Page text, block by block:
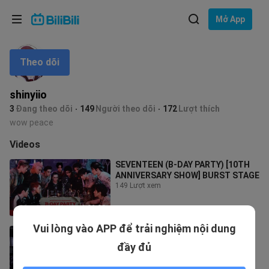
Mở App
shinyiio
3 Đang theo dõi 149 Người theo dõi 172 Lượt thích
Theo dõi
wow peace
Videos
1:31:03
SEVENTEEN (B-DAY PARTY) [10TH
ANNIVERSARY SHOW] BURST STAGE
149 Lượt xem
SEVENTEEN [NEW] TOUR
464 Lượt xem
Ngôn ngữ: Tiếng Việt
Lựa chọn ngôn ngữ
English
ภาษาไทย
Tiếng Việt
Bahasa Indonesia
Bahasa Melayu
Vui lòng vào APP để trải nghiệm nội dung
đầy đủ